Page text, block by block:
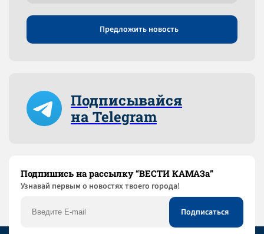
Предложить новость
Подписывайся
на Telegram
Подпишись на рассылку “ВЕСТИ КАМАЗа”
Узнaвай первым о новостях твоего города!